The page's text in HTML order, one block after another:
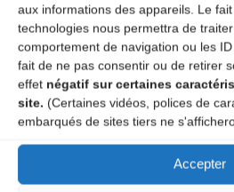
aux informations des appareils. Le
technologies nous permettra de
comportement de navigation ou les
fait de ne pas consentir ou de retirer
effet négatif sur certaines
site. (Certaines vidéos, polices de
embarqués de sites tiers ne
Accepter
L’AMTA EST